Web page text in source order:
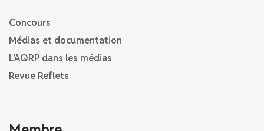
Concours
Médias et documentation
L’AQRP dans les médias
Revue Reflets